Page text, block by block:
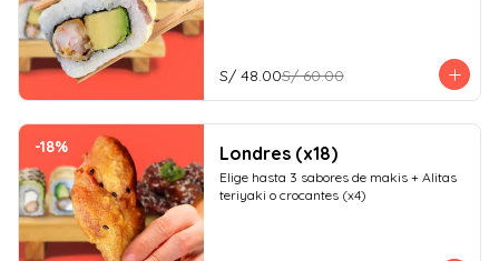
S/ 48.00S/ 60.00
-18% Londres (x18)
Elige hasta 3 sabores de makis + Alitas
teriyaki o crocantes (x4)